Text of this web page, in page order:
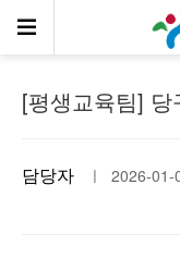
[평생교육팀]
담당자 ㅣ 2026-01-